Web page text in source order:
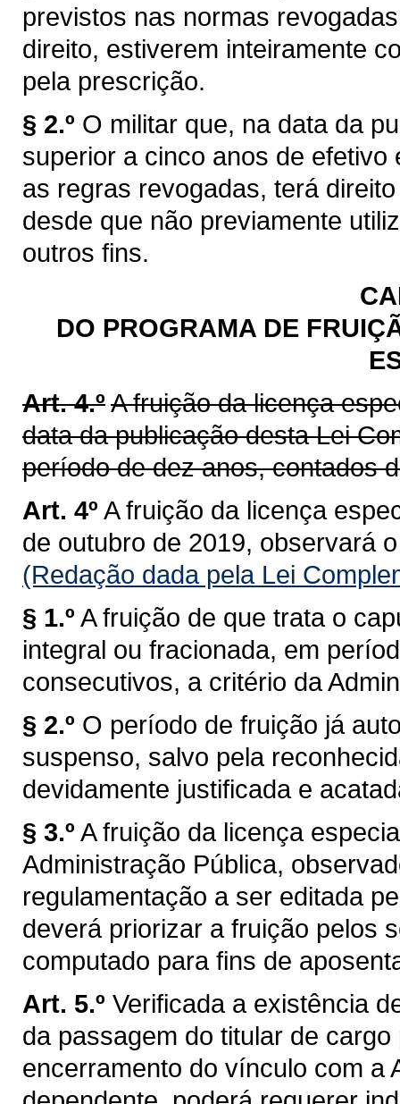
previstos nas normas
direito, estiverem inteiramente
pela prescrição.
§ 2.º O militar que, na data da
superior a cinco anos de
as regras revogadas, terá
desde que não previamente
outros fins.
DO PROGRAMA DE
Art. 4.ºA fruição da licença
data da publicação desta Lei
período de dez anos, contados
Art. 4º A fruição da licença
de outubro de 2019, observará
(Redação dada pela Lei
§ 1.º A fruição de que trata o
integral ou fracionada, em
consecutivos, a critério da
§ 2.º O período de fruição já
suspenso, salvo pela
devidamente justificada e
§ 3.º A fruição da licença
Administração Pública,
regulamentação a ser editada
deverá priorizar a fruição pelos
computado para fins de
Art. 5.º Verificada a existência
da passagem do titular de
encerramento do vínculo com a